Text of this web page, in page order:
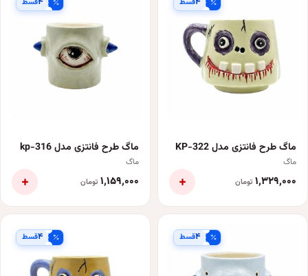
قسط
ماگ طرح فانتزی مدل KP-322
ماگ
۱٬۳۲۹٬۰۰۰ تومان +
قسط
ماگ طرح فانتزی مدل kp-316
ماگ
۱٬۱۵۹٬۰۰۰ تومان +
۴قسط ۴قسط